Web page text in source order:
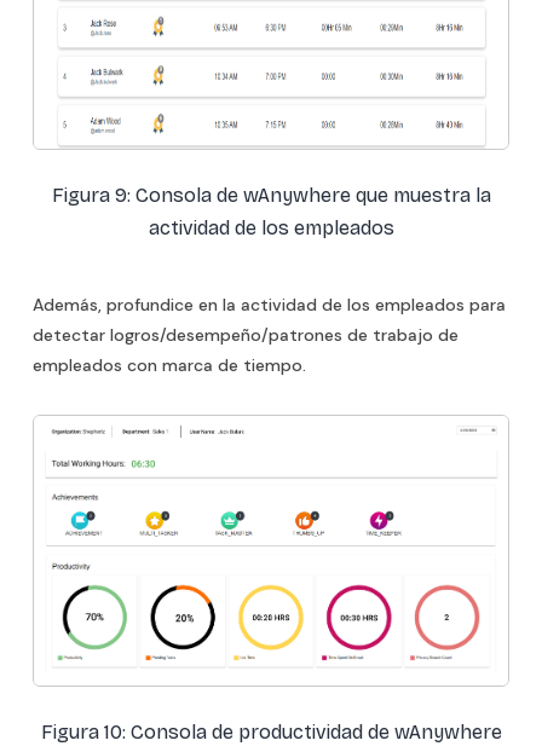
Figura 9: Consola de wAnywhere que muestra la
actividad de los empleados
Además, profundice en la actividad de los empleados para
detectar logros/desempeño/patrones de trabajo de
empleados con marca de tiempo.
Figura 10: Consola de productividad de wAnywhere